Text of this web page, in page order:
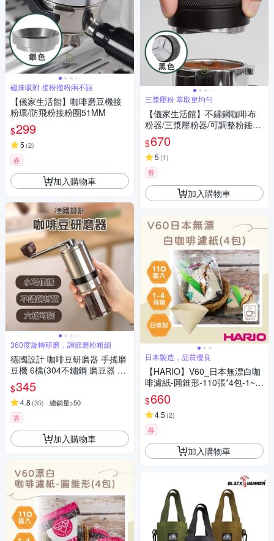
磁珠吸附 接粉撥粉兩不誤
【儀家生活館】咖啡磨豆機接
粉環/防飛粉接粉圈51MM
$299
5 (2)
券
加入購物車
360度旋轉研磨，調節磨粉粗細
德國設計 咖啡豆研磨器 手搖磨
豆機 6檔(304不鏽鋼 磨豆器 手
動 咖啡粉 咖啡 研磨機 磨粉機
不銹鋼)
$345
4.8 (35) 總銷量>50
券
加入購物車
三漿壓粉 萃取更均勻
【儀家生活館】不鏽鋼咖啡布
粉器/三漿壓粉器/可調整粉錘填
壓器51MM
$670
5 (1)
券
加入購物車
日本製造，品質優良
【HARIO】V60_日本無漂白咖
啡濾紙-圓錐形-110張*4包-1~4
杯用-日本製(VCF-02-110M-T
W*4)
$660
4.5 (2)
券
加入購物車